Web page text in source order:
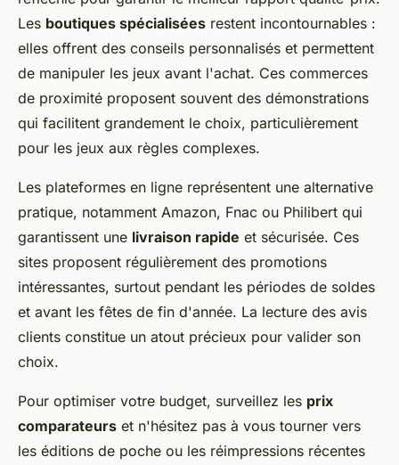
Les boutiques spécialisées restent incontournables :
elles offrent des conseils personnalisés et permettent
de manipuler les jeux avant l'achat. Ces commerces
de proximité proposent souvent des démonstrations
qui facilitent grandement le choix, particulièrement
pour les jeux aux règles complexes.
Les plateformes en ligne représentent une alternative
pratique, notamment Amazon, Fnac ou Philibert qui
garantissent une livraison rapide et sécurisée. Ces
sites proposent régulièrement des promotions
intéressantes, surtout pendant les périodes de soldes
et avant les fêtes de fin d'année. La lecture des avis
clients constitue un atout précieux pour valider son
choix.
Pour optimiser votre budget, surveillez les prix
comparateurs et n'hésitez pas à vous tourner vers
les éditions de poche ou les réimpressions récentes